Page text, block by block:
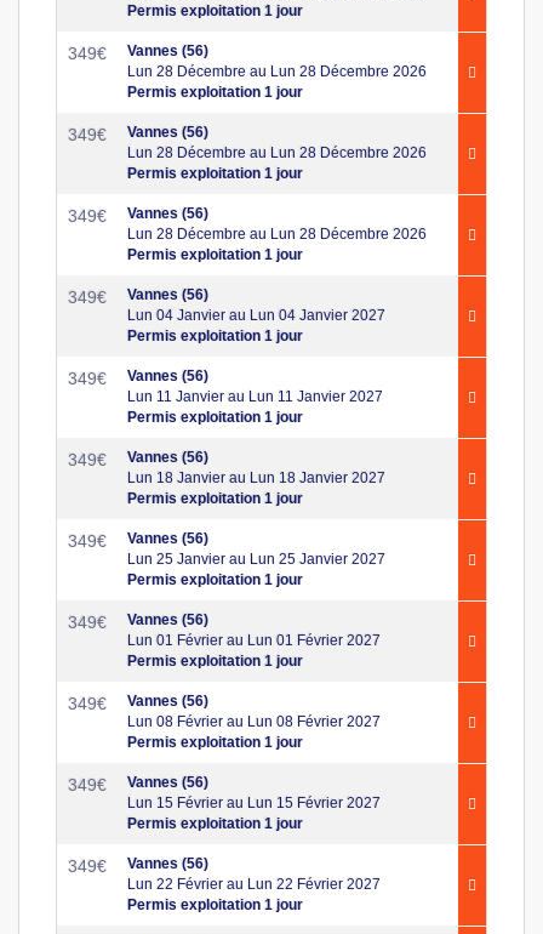
Permis exploitation 1 jour
349€
Vannes (56)
Lun 28 Décembre au Lun 28 Décembre 2026
Permis exploitation 1 jour
349€
Vannes (56)
Lun 28 Décembre au Lun 28 Décembre 2026
Permis exploitation 1 jour
349€
Vannes (56)
Lun 28 Décembre au Lun 28 Décembre 2026
Permis exploitation 1 jour
349€
Vannes (56)
Lun 04 Janvier au Lun 04 Janvier 2027
Permis exploitation 1 jour
349€
Vannes (56)
Lun 11 Janvier au Lun 11 Janvier 2027
Permis exploitation 1 jour
349€
Vannes (56)
Lun 18 Janvier au Lun 18 Janvier 2027
Permis exploitation 1 jour
349€
Vannes (56)
Lun 25 Janvier au Lun 25 Janvier 2027
Permis exploitation 1 jour
349€
Vannes (56)
Lun 01 Février au Lun 01 Février 2027
Permis exploitation 1 jour
349€
Vannes (56)
Lun 08 Février au Lun 08 Février 2027
Permis exploitation 1 jour
349€
Vannes (56)
Lun 15 Février au Lun 15 Février 2027
Permis exploitation 1 jour
349€
Vannes (56)
Lun 22 Février au Lun 22 Février 2027
Permis exploitation 1 jour